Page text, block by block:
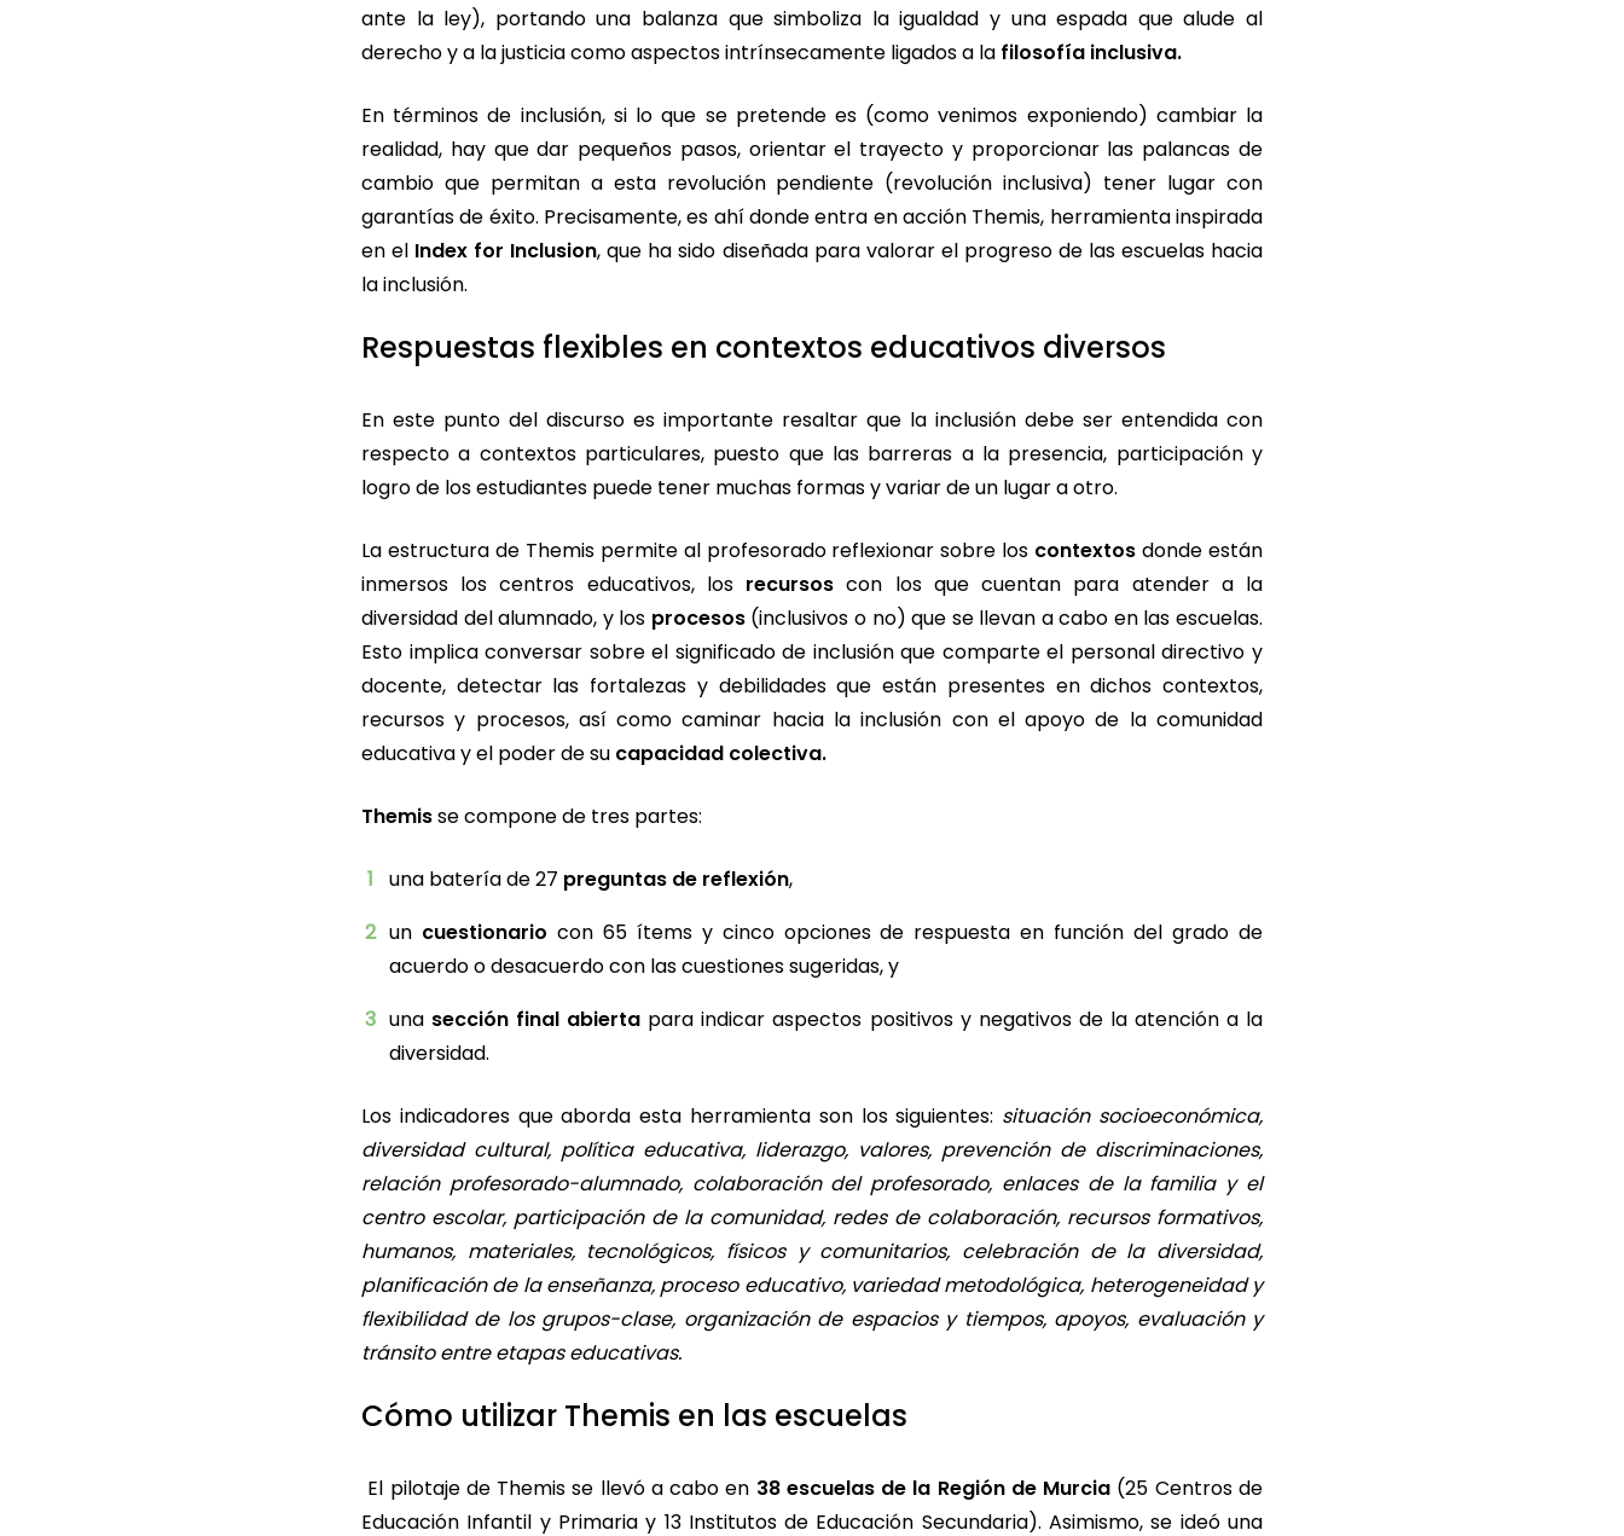
ante la ley), portando una balanza que simboliza la igualdad y una espada que alude al
derecho y a la justicia como aspectos intrínsecamente ligados a la filosofía inclusiva.
En términos de inclusión, si lo que se pretende es (como venimos exponiendo) cambiar la
realidad, hay que dar pequeños pasos, orientar el trayecto y proporcionar las palancas de
cambio que permitan a esta revolución pendiente (revolución inclusiva) tener lugar con
garantías de éxito. Precisamente, es ahí donde entra en acción Themis, herramienta inspirada
en el Index for Inclusion, que ha sido diseñada para valorar el progreso de las escuelas hacia
la inclusión.
Respuestas flexibles en contextos educativos diversos
En este punto del discurso es importante resaltar que la inclusión debe ser entendida con
respecto a contextos particulares, puesto que las barreras a la presencia, participación y
logro de los estudiantes puede tener muchas formas y variar de un lugar a otro.
La estructura de Themis permite al profesorado reflexionar sobre los contextosdonde están
inmersos los centros educativos, los recursos con los que cuentan para atender a la
diversidad del alumnado, y los procesos (inclusivos o no) que se llevan a cabo en las escuelas.
Esto implica conversar sobre el significado de inclusión que comparte el personal directivo y
docente, detectar las fortalezas y debilidades que están presentes en dichos contextos,
recursos y procesos, así como caminar hacia la inclusión con el apoyo de la comunidad
educativa y el poder de su capacidad colectiva.
Themisse compone de tres partes:
una batería de 27 preguntas de reflexión,
un cuestionario con 65 ítems y cinco opciones de respuesta en función del grado de
acuerdo o desacuerdo con las cuestiones sugeridas, y
una sección final abierta para indicar aspectos positivos y negativos de la atención a la
diversidad.
Los indicadores que aborda esta herramienta son los siguientes: situación socioeconómica,
diversidad cultural, política educativa, liderazgo, valores, prevención de discriminaciones,
relación profesorado-alumnado, colaboración del profesorado, enlaces de la familia y el
centro escolar, participación de la comunidad, redes de colaboración, recursos formativos,
humanos, materiales, tecnológicos, físicos y comunitarios, celebración de la diversidad,
planificación de la enseñanza, proceso educativo, variedad metodológica, heterogeneidad y
flexibilidad de los grupos-clase, organización de espacios y tiempos, apoyos, evaluación y
tránsito entre etapas educativas.
Cómo utilizar Themis en las escuelas
El pilotaje de Themis se llevó a cabo en 38 escuelas de la Región de Murcia (25 Centros de
Educación Infantil y Primaria y 13 Institutos de Educación Secundaria). Asimismo, se ideó una